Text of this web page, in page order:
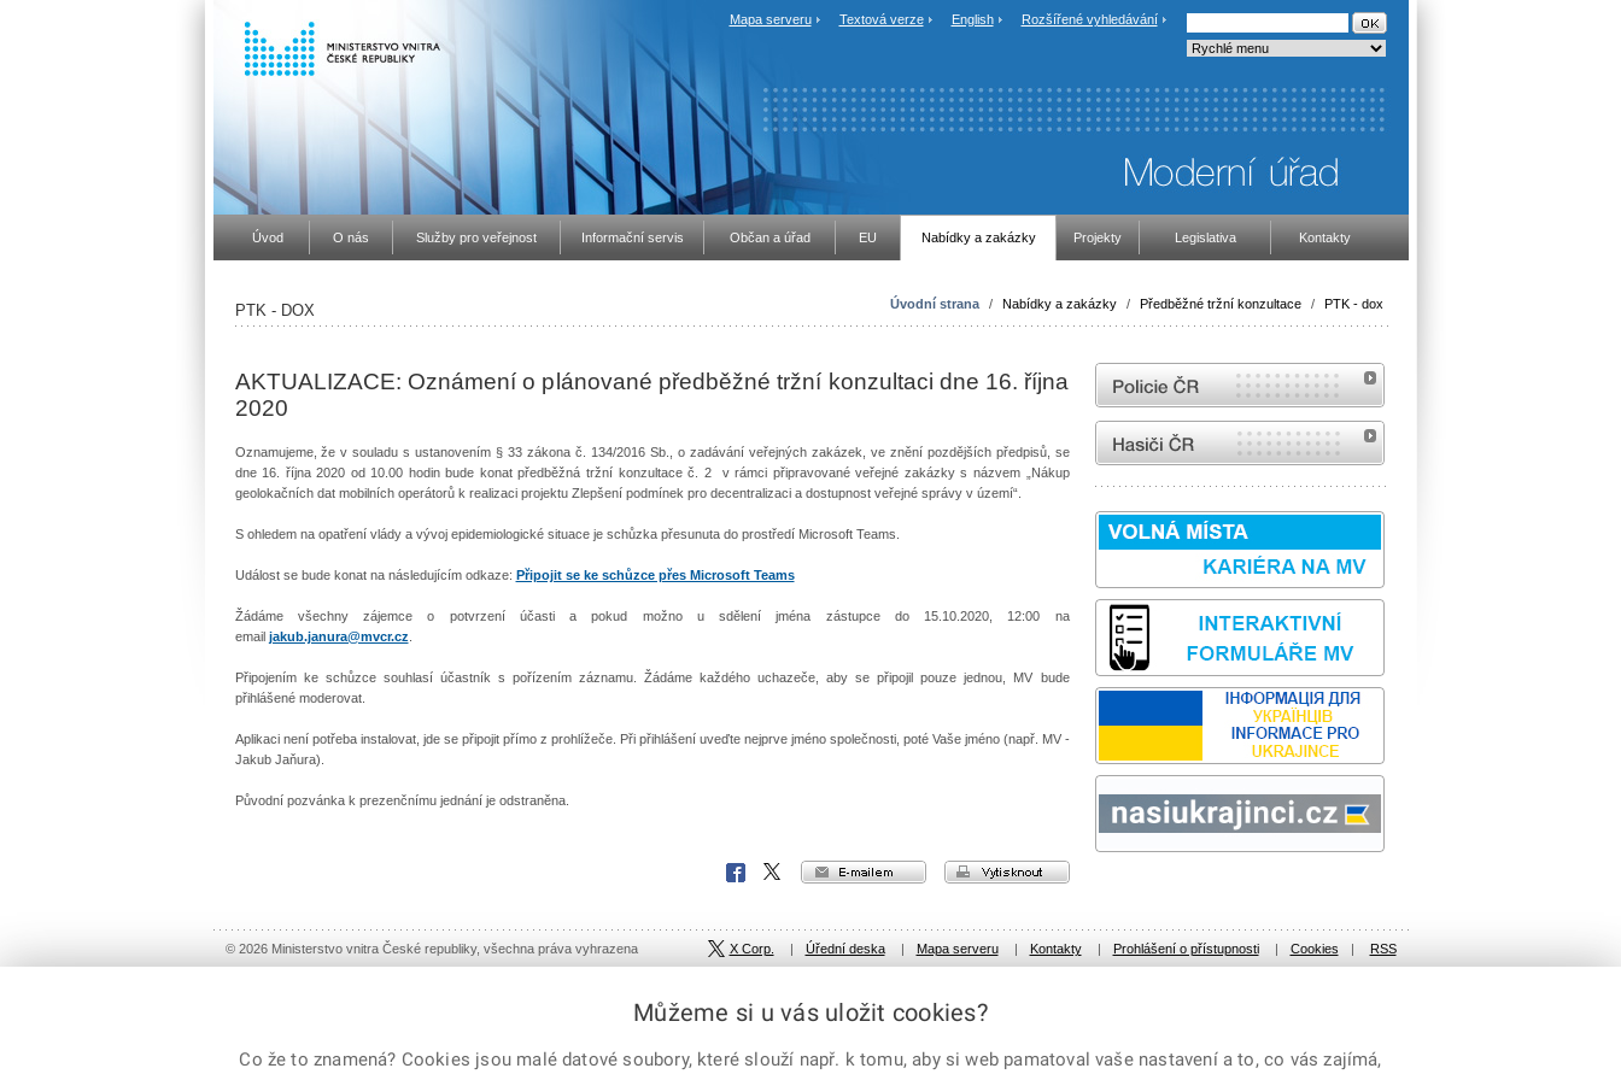
Mapa serveru Textová verze English Rozšířené vyhledávání
Úvod O nás Služby pro veřejnost Informační servis Občan a úřad EU Nabídky a zakázky Projekty Legislativa Kontakty
Úvodní strana / Nabídky a zakázky / Předběžné tržní konzultace / PTK - dox
PTK - DOX
AKTUALIZACE: Oznámení o plánované předběžné tržní konzultaci dne 16. října
2020
Oznamujeme, že v souladu s ustanovením § 33 zákona č. 134/2016 Sb., o zadávání veřejných zakázek, ve znění pozdějších předpisů, se
dne 16. října 2020 od 10.00 hodin bude konat předběžná tržní konzultace č. 2 v rámci připravované veřejné zakázky s názvem „Nákup
geolokačních dat mobilních operátorů k realizaci projektu Zlepšení podmínek pro decentralizaci a dostupnost veřejné správy v území“.
S ohledem na opatření vlády a vývoj epidemiologické situace je schůzka přesunuta do prostředí Microsoft Teams.
Událost se bude konat na následujícím odkaze: Připojit se ke schůzce přes Microsoft Teams
Žádáme všechny zájemce o potvrzení účasti a pokud možno u sdělení jména zástupce do 15.10.2020, 12:00 na
email jakub.janura@mvcr.cz
Připojením ke schůzce souhlasí účastník s pořízením záznamu. Žádáme každého uchazeče, aby se připojil pouze jednou, MV bude
přihlášené moderovat.
Aplikaci není potřeba instalovat, jde se připojit přímo z prohlížeče. Při přihlášení uveďte nejprve jméno společnosti, poté Vaše jméno (např. MV -
Jakub Jaňura).
Původní pozvánka k prezenčnímu jednání je odstraněna.
vytisknout
e-mailem
X
Facebook
internetové stránky Policie ČR
internetové stránky Hasiči ČR
© 2026 Ministerstvo vnitra České republiky, všechna práva vyhrazena Mapa serveru Kontakty Prohlášení o přístupnosti Cookies RSS
Úřední deska
X Corp.
Můžeme si u vás uložit cookies?
Co že to znamená? Cookies jsou malé datové soubory, které slouží např. k tomu, aby si web pamatoval vaše nastavení a to, co vás zajímá,